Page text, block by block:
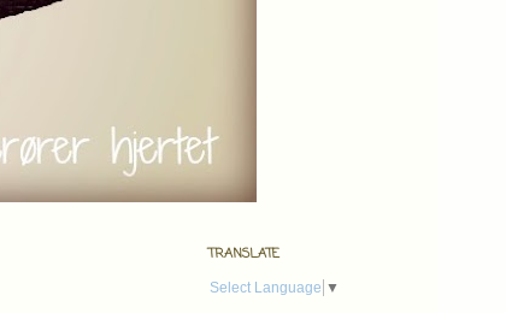
TRANSLATE
Select Language ▼